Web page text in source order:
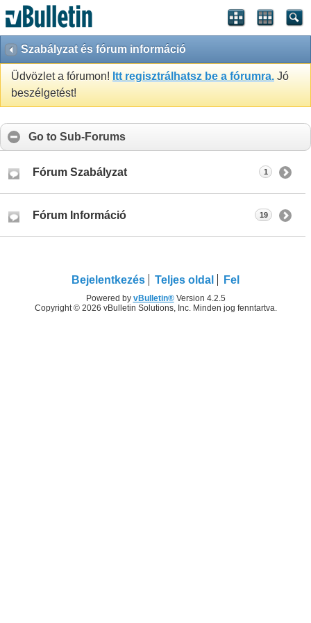
Szabályzat és fórum információ
Üdvözlet a fórumon! Itt regisztrálhatsz be a fórumra. Jó
beszélgetést!
Go to Sub-Forums
Fórum Szabályzat 1
Fórum Információ 19
Bejelentkezés Teljes oldal Fel
Powered by vBulletin®Version 4.2.5
Copyright © 2026 vBulletin Solutions, Inc. Minden jog fenntartva.